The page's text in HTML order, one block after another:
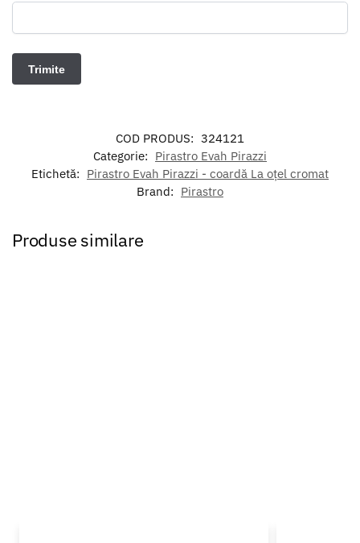
COD PRODUS: 324121
Categorie: Pirastro Evah Pirazzi
Etichetă: Pirastro Evah Pirazzi - coardă La oțel cromat
Brand: Pirastro
Produse similare